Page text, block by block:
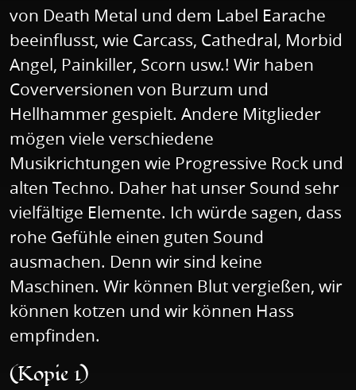
von Death Metal und dem Label Earache
beeinflusst, wie Carcass, Cathedral, Morbid
Angel, Painkiller, Scorn usw.! Wir haben
Coverversionen von Burzum und
Hellhammer gespielt. Andere Mitglieder
mögen viele verschiedene
Musikrichtungen wie Progressive Rock und
alten Techno. Daher hat unser Sound sehr
vielfältige Elemente. Ich würde sagen, dass
rohe Gefühle einen guten Sound
ausmachen. Denn wir sind keine
Maschinen. Wir können Blut vergießen, wir
können kotzen und wir können Hass
empfinden.
(Kopie 1)